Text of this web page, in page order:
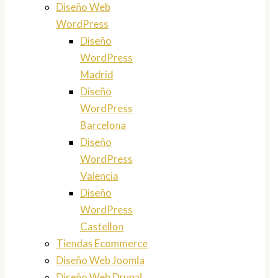
Diseño Web
WordPress
Diseño
WordPress
Madrid
Diseño
WordPress
Barcelona
Diseño
WordPress
Valencia
Diseño
WordPress
Castellon
Tiendas Ecommerce
Diseño Web Joomla